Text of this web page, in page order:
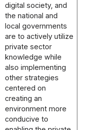
digital society, and
the national and
local governments
are to actively utilize
private sector
knowledge while
also implementing
other strategies
centered on
creating an
environment more
conducive to